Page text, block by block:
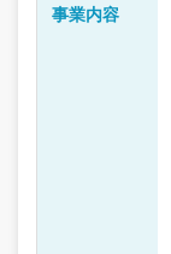
事業内容